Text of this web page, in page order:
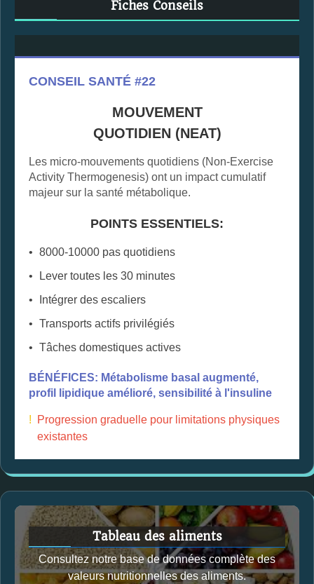
Fiches Conseils
CONSEIL SANTÉ #22
MOUVEMENT
QUOTIDIEN (NEAT)
Les micro-mouvements quotidiens (Non-Exercise
Activity Thermogenesis) ont un impact cumulatif
majeur sur la santé métabolique.
POINTS ESSENTIELS:
8000-10000 pas quotidiens
Lever toutes les 30 minutes
Intégrer des escaliers
Transports actifs privilégiés
Tâches domestiques actives
BÉNÉFICES: Métabolisme basal augmenté,
profil lipidique amélioré, sensibilité à l'insuline
!
Progression graduelle pour limitations physiques
existantes
Tableau des aliments
Consultez notre base de données complète des
valeurs nutritionnelles des aliments.